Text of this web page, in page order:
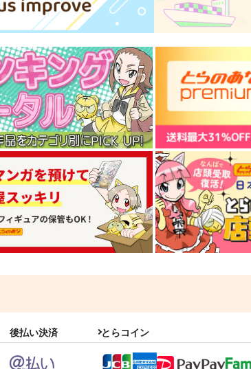
後払い決済 とらコイン